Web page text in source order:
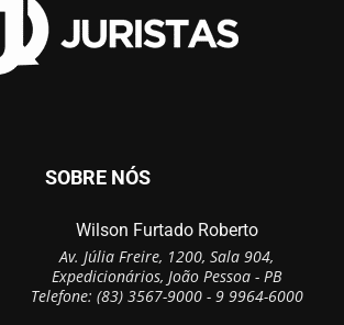
SOBRE NÓS
Wilson Furtado Roberto
Av. Júlia Freire, 1200, Sala 904,
Expedicionários, João Pessoa - PB
Telefone: (83) 3567-9000 - 9 9964-6000